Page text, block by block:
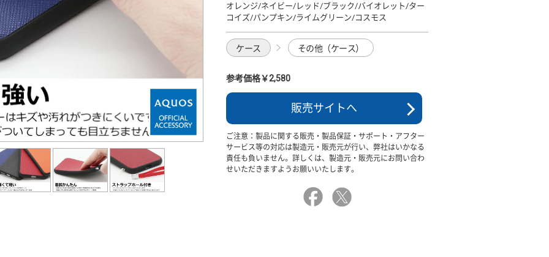
オレンジ/ネイビー/レッド/ブラック/バイオレット/ター
コイズ/パンプキン/ライムグリーン/コスモス
ケース その他（ケース）
参考価格￥2,580
販売サイトへ
ご注意：製品に関する販売・製品保証・サポート・アフター
サービス等の対応は製造元・販売元が行い、弊社はいかなる
責任も負いません。詳しくは、製造元・販売元にお問い合わ
せいただきますようお願いいたします。